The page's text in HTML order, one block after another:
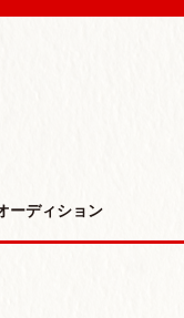
ーディション